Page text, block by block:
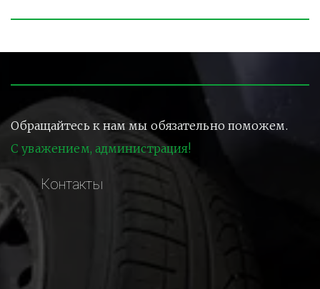
Обращайтесь к нам мы обязательно поможем.
С уважением, администрация!
Контакты